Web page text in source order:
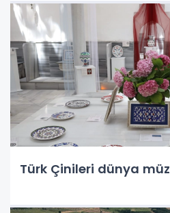
Türk Çinileri dünya